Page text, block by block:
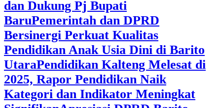
dan Dukung Pj Bupati
BaruPemerintah dan DPRD
Bersinergi Perkuat Kualitas
Pendidikan Anak Usia Dini di Barito
Utara‎Pendidikan Kalteng Melesat di
2025, Rapor Pendidikan Naik
Kategori dan Indikator Meningkat